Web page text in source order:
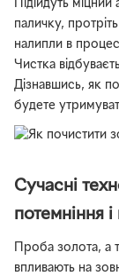
Підійдуть
паличку,
налипли в
Чистка
Дізнавшись, як
будете
Сучасні
потемніння
Проба золота, а
впливають на